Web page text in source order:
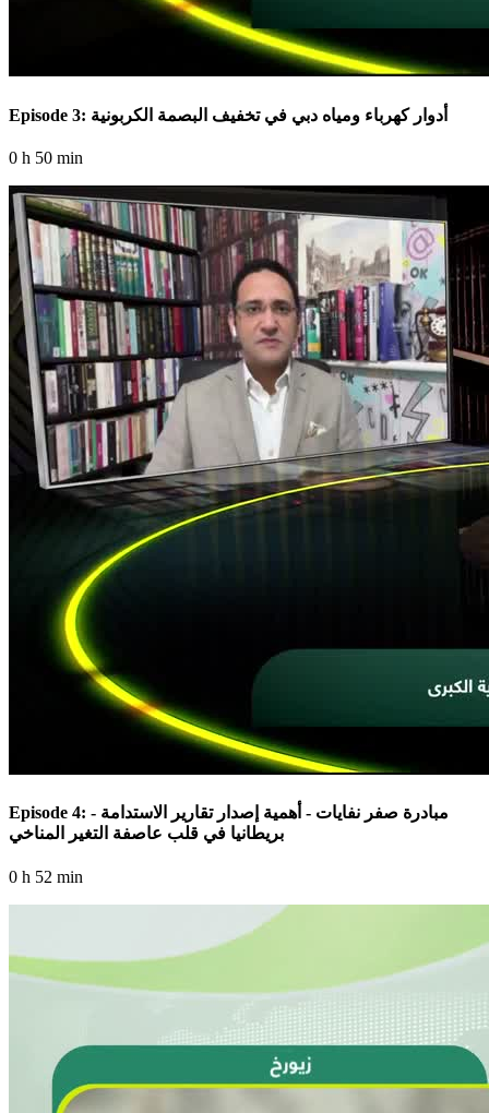
Episode 3: أدوار كهرباء ومياه دبي في تخفيف البصمة الكربونية
0 h 50 min
Episode 4: مبادرة صفر نفايات - أهمية إصدار تقارير الاستدامة -
بريطانيا في قلب عاصفة التغير المناخي
0 h 52 min